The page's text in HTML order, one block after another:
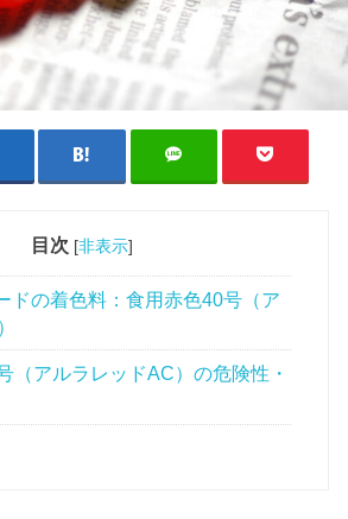
目次 [非表示]
ドの着色料：食用赤色40号（ア
（アルラレッドAC）の危険性・